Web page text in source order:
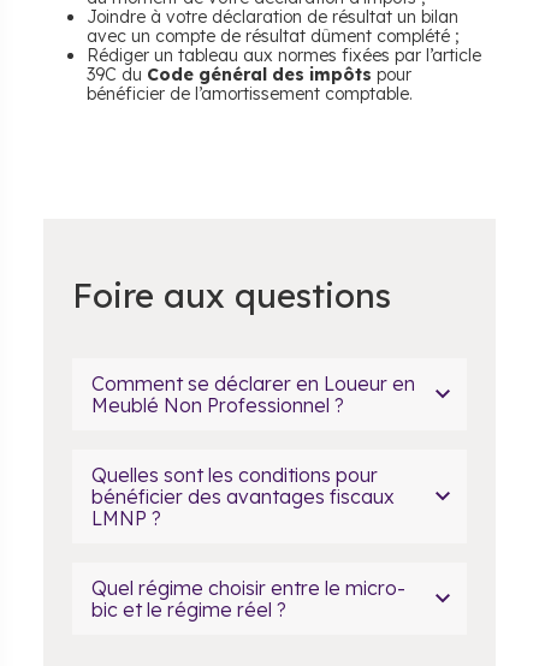
Joindre à votre déclaration de résultat un bilan
avec un compte de résultat dûment complété ;
Rédiger un tableau aux normes fixées par l’article
39C du Code général des impôts pour
bénéficier de l’amortissement comptable.
Foire aux questions
Comment se déclarer en Loueur en
Meublé Non Professionnel ?
Quelles sont les conditions pour
bénéficier des avantages fiscaux
LMNP ?
Quel régime choisir entre le micro-
bic et le régime réel ?